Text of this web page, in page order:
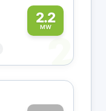
2.2
MW
2